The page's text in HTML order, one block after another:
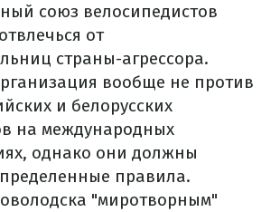
союз велосипедистов
от
страны-агрессора.
вообще не против
и белорусских
на международных
однако они должны
правила.
"миротворным"